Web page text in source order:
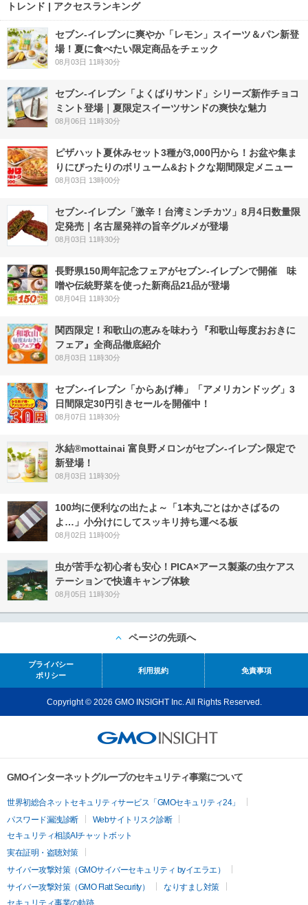
トレンド | アクセスランキング
セブン‐イレブンに爽やか「レモン」スイーツ＆パン新登
場！夏に食べたい限定商品をチェック
08月03日 11時30分
セブン‐イレブン「よくばりサンド」シリーズ新作チョコ
ミント登場｜夏限定スイーツサンドの爽快な魅力
08月06日 11時30分
ピザハット夏休みセット3種が3,000円から！お盆や集ま
りにぴったりのボリューム&おトクな期間限定メニュー
08月03日 13時00分
セブン-イレブン「激辛！台湾ミンチカツ」8月4日数量限
定発売｜名古屋発祥の旨辛グルメが登場
08月03日 11時30分
長野県150周年記念フェアがセブン-イレブンで開催 味
噌や伝統野菜を使った新商品21品が登場
08月04日 11時30分
関西限定！和歌山の恵みを味わう『和歌山毎度おおきに
フェア』全商品徹底紹介
08月03日 11時30分
セブン‐イレブン「からあげ棒」「アメリカンドッグ」3
日間限定30円引きセールを開催中！
08月07日 11時30分
氷結®mottainai 富良野メロンがセブン‐イレブン限定で
新登場！
08月03日 11時30分
100均に便利なの出たよ～「1本丸ごとはかさばるの
よ…」小分けにしてスッキリ持ち運べる板
08月02日 11時00分
虫が苦手な初心者も安心！PICA×アース製薬の虫ケアス
テーションで快適キャンプ体験
08月05日 11時30分
ページの先頭へ
プライバシー
ポリシー
利用規約 免責事項
Copyright © 2026 GMO INSIGHT Inc. All Rights Reserved.
GMOインターネットグループのセキュリティ事業について
世界初総合ネットセキュリティサービス「GMOセキュリティ24」
パスワード漏洩診断
Webサイトリスク診断
セキュリティ相談AIチャットボット
実在証明・盗聴対策
サイバー攻撃対策（GMOサイバーセキュリティ byイエラエ）
サイバー攻撃対策（GMO Flatt Security）
なりすまし対策